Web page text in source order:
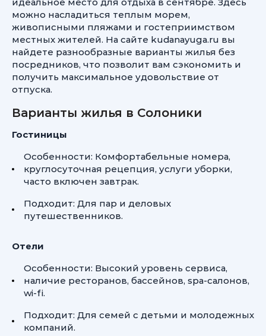
можно насладиться теплым морем,
живописными пляжами и гостеприимством
местных жителей. На сайте kudanayuga.ru вы
найдете разнообразные варианты жилья без
посредников, что позволит вам сэкономить и
получить максимальное удовольствие от
отпуска.
Варианты жилья в Солоники
Гостиницы
Особенности: Комфортабельные номера,
круглосуточная рецепция, услуги уборки,
часто включен завтрак.
Подходит: Для пар и деловых
путешественников.
Отели
Особенности: Высокий уровень сервиса,
наличие ресторанов, бассейнов, spa-салонов,
wi-fi.
Подходит: Для семей с детьми и молодежных
компаний.